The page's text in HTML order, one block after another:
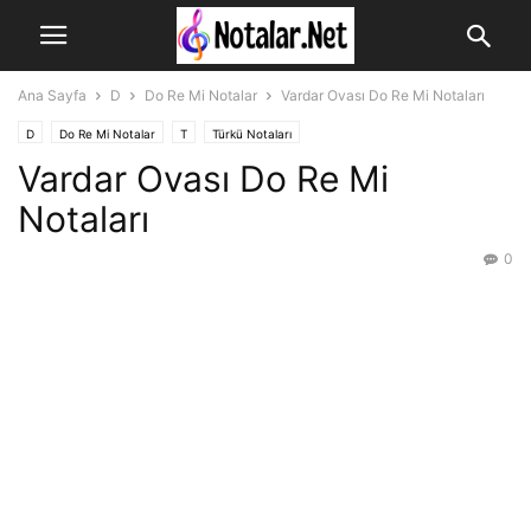
Ana Sayfa D Do Re Mi Notalar Vardar Ovası Do Re Mi Notaları
D Do Re Mi Notalar T Türkü Notaları
Vardar Ovası Do Re Mi
Notaları
0